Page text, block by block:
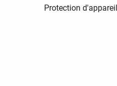
Protection d'appareil